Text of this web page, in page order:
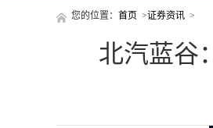
您的位置： 首页 >证券资讯 >
北汽蓝谷